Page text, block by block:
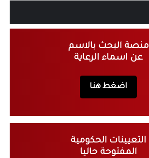
منصة البحث بالاسم
عن اسماء الرعاية
اضغط هنا
التعيينات الحكومية
المفتوحة حاليا